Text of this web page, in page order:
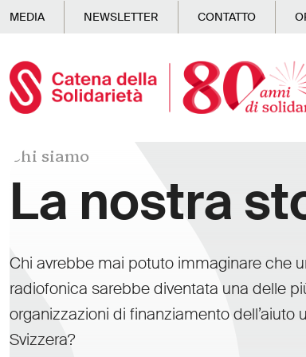
Skip to main content
MEDIA NEWSLETTER CONTATTO
Chi siamo
La nostra
Chi avrebbe mai potuto immaginare che
radiofonica sarebbe diventata una delle
organizzazioni di finanziamento dell’aiuto
Svizzera?